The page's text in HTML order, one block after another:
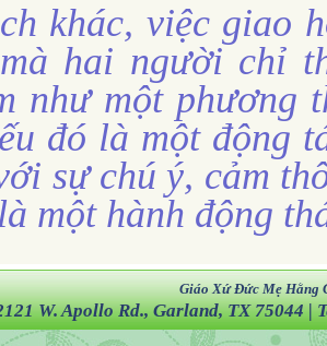
khác, việc giao
hai người chỉ
như một phương
đó là một động
sự chú ý, cảm
một hành động
Giáo Xứ Đức Mẹ Hằng
W. Apollo Rd., Garland, TX 75044|